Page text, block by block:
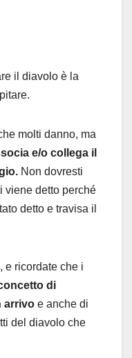
il diavolo è la
molti danno, ma
e/o collega il
Non dovresti
viene detto perché
detto e travisa il
e ricordate che i
di
arrivo e anche di
del diavolo che